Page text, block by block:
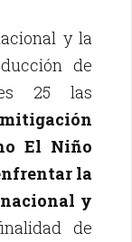
y la
de
25 las
El Niño
la
y
de